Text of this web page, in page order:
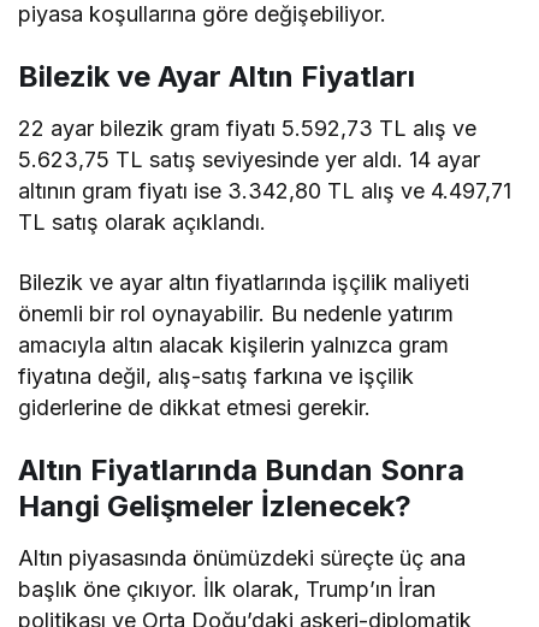
piyasa koşullarına göre değişebiliyor.
Bilezik ve Ayar Altın Fiyatları
22 ayar bilezik gram fiyatı 5.592,73 TL alış ve
5.623,75 TL satış seviyesinde yer aldı. 14 ayar
altının gram fiyatı ise 3.342,80 TL alış ve 4.497,71
TL satış olarak açıklandı.
Bilezik ve ayar altın fiyatlarında işçilik maliyeti
önemli bir rol oynayabilir. Bu nedenle yatırım
amacıyla altın alacak kişilerin yalnızca gram
fiyatına değil, alış-satış farkına ve işçilik
giderlerine de dikkat etmesi gerekir.
Altın Fiyatlarında Bundan Sonra
Hangi Gelişmeler İzlenecek?
Altın piyasasında önümüzdeki süreçte üç ana
başlık öne çıkıyor. İlk olarak, Trump’ın İran
politikası ve Orta Doğu’daki askeri-diplomatik